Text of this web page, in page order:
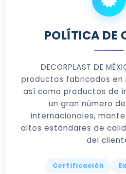
POLÍTICA DE
DECORPLAST DE
productos fabricados en
así como productos de
un gran número
internacionales,
altos estándares de
del
Certificación